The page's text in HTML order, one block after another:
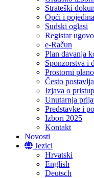
Strateški
Opći i
Sudski oglasi
Registar
e-Račun
Plan davanja
Sponzorstva i
Prostorni
Često
Izjava o
Unutarnja
Predstavke i
Izbori 2025
Kontakt
Novosti
Jezici
Hrvatski
English
Deutsch